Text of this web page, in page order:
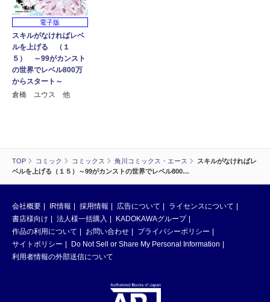
TOP コミック コミックス 角川コミックス・エース
スキルがなければレ
ベルを上げる（１５）～99がカンストの世界でレベル800…
電子版
スキルがなければレベ
ルを上げる （１
５） ～99がカンスト
の世界でレベル800万
からスタート～
倉橋 ユウス 他
会社概要 IR情報 採用情報 広告について
ライセンスについて
書店様向け
法人様一括購入
KADOKAWAグループ
作品の利用について
お問い合わせ
プライバシーポリシー
サイトポリシー
Do Not Sell or Share My Personal Information
利用者情報の外部送信について